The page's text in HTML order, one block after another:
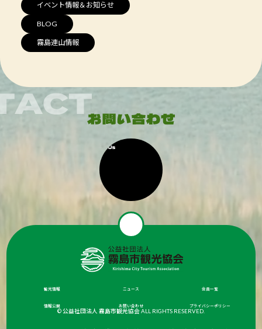
イベント情報＆お知らせ
BLOG
霧島連山情報
観光情報 ニュース 会員一覧
情報公開 お問い合わせ プライバシーポリシー
© 公益社団法人 霧島市観光協会 ALL RIGHTS RESERVED.